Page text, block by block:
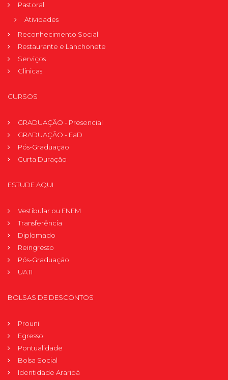
Pastoral
Atividades
Reconhecimento Social
Restaurante e Lanchonete
Serviços
Clínicas
CURSOS
GRADUAÇÃO - Presencial
GRADUAÇÃO - EaD
Pós-Graduação
Curta Duração
ESTUDE AQUI
Vestibular ou ENEM
Transferência
Diplomado
Reingresso
Pós-Graduação
UATI
BOLSAS DE DESCONTOS
Prouni
Egresso
Pontualidade
Bolsa Social
Identidade Araribá